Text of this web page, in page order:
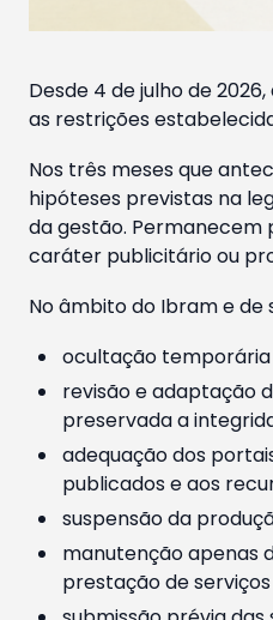
Desde 4 de julho de
as restrições
Nos três meses que
hipóteses previstas na
da gestão. Permanecem
caráter publicitário ou
No âmbito do Ibram e de
ocultação temporária
revisão e adaptação
preservada a
adequação dos
publicados e aos
suspensão da
manutenção apenas
prestação de